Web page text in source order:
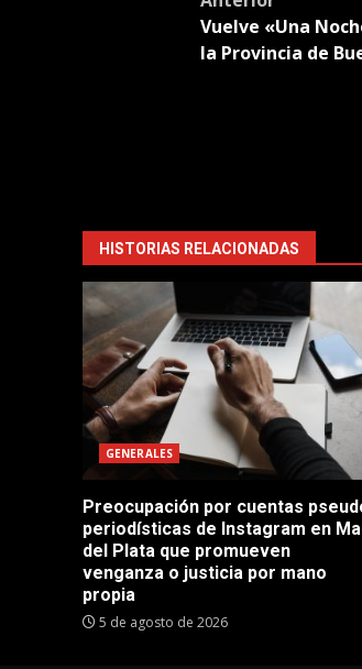
navigation
Vuelve «Una
la Provincia de
HISTORIAS RELACIONADAS
GENERALES
Preocupación por cuentas
periodísticas de Instagram en
del Plata que promueven
venganza o justicia por mano
propia
5 de agosto de 2026